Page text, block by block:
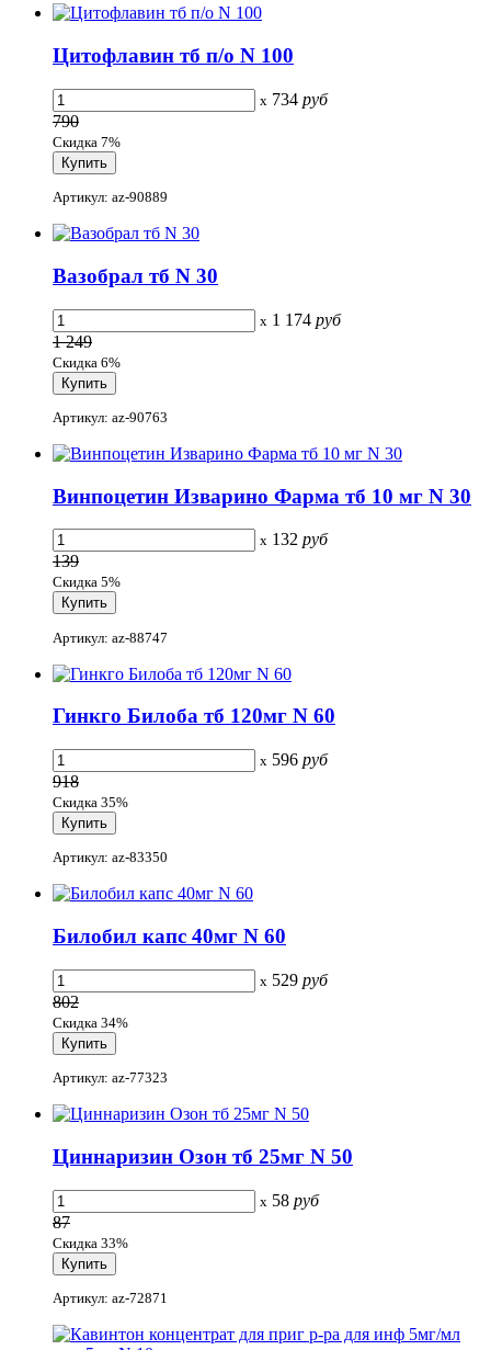
Цитофлавин тб п/о N 100
x 734 руб
790
Скидка 7%
Артикул: az-90889
Вазобрал тб N 30
x 1 174 руб
1 249
Скидка 6%
Артикул: az-90763
Винпоцетин Изварино Фарма тб 10 мг N 30
x 132 руб
139
Скидка 5%
Артикул: az-88747
Гинкго Билоба тб 120мг N 60
x 596 руб
918
Скидка 35%
Артикул: az-83350
Билобил капс 40мг N 60
x 529 руб
802
Скидка 34%
Артикул: az-77323
Циннаризин Озон тб 25мг N 50
x 58 руб
87
Скидка 33%
Артикул: az-72871